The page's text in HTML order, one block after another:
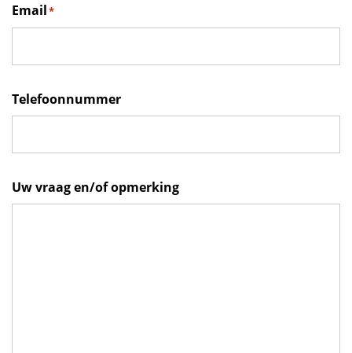
Email*
Telefoonnummer
Uw vraag en/of opmerking